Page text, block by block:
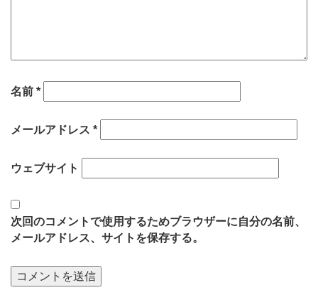
名前 *
メールアドレス *
ウェブサイト
次回のコメントで使用するためブラウザーに自分の名前、
メールアドレス、サイトを保存する。